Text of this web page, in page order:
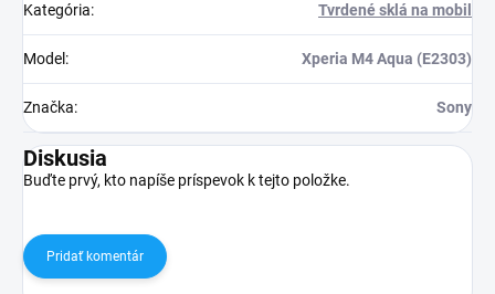
Kategória: Tvrdené sklá na mobil
Model : Xperia M4 Aqua (E2303)
Značka: Sony
Diskusia
Buďte prvý, kto napíše príspevok k tejto položke.
Pridať komentár